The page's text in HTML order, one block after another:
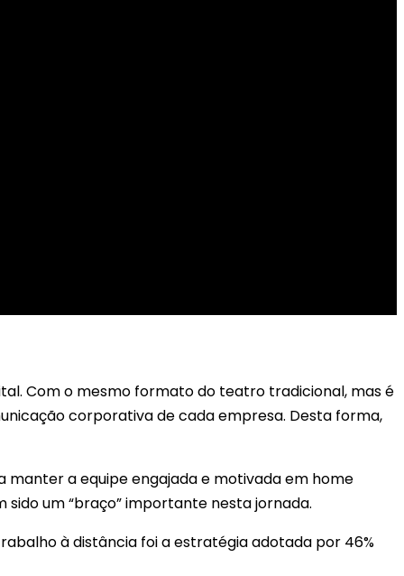
Com o mesmo formato do teatro tradicional, mas é
corporativa de cada empresa. Desta forma,
a equipe engajada e motivada em home
um “braço” importante nesta jornada.
à distância foi a estratégia adotada por 46%